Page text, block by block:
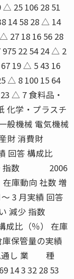
△ 25 106 28 51
14 58 28 △ 14
27 18 16 56 28
22 54 24 △ 2
19 △ 5 43 16
△ 8 100 15 64
△ 7 食料品・
化学・プラスチ
般機械 電気機械
財 消費財
答 構成比
減少 指数 2006
庫動向 社数 増
3 月実績 回答
減少 指数
比（％） 在庫
保管量の実績
見通し 業 種
14 3 32 28 53